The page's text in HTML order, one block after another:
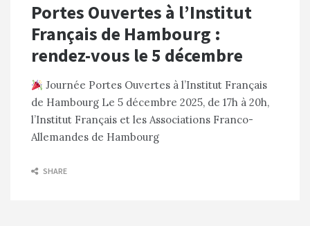
Portes Ouvertes à l’Institut
Français de Hambourg :
rendez-vous le 5 décembre
Journée Portes Ouvertes à l’Institut Français
de Hambourg Le 5 décembre 2025, de 17h à 20h,
l’Institut Français et les Associations Franco-
Allemandes de Hambourg
SHARE